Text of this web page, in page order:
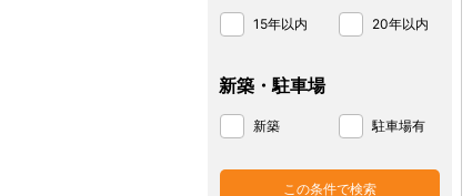
15年以内 20年以内
新築・駐車場
新築 駐車場有